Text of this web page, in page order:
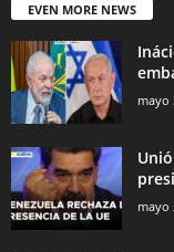
EVEN MORE NEWS
mayo
mayo